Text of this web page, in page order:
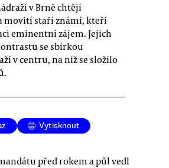
v Brně chtějí
movití staří známí, kteří
eminentní zájem. Jejich
se sbírkou
v centru, na niž se složilo
Vytisknout
před rokem a půl vedl